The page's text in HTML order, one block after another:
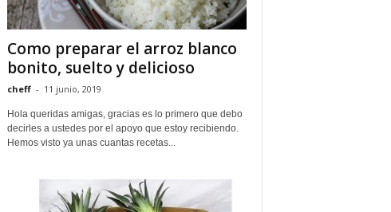
Como preparar el arroz blanco
bonito, suelto y delicioso
cheff - 11 junio, 2019
Hola queridas amigas, gracias es lo primero que debo
decirles a ustedes por el apoyo que estoy recibiendo.
Hemos visto ya unas cuantas recetas...